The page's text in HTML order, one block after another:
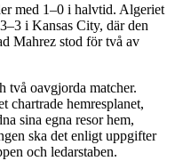
med 1–0 i halvtid. Algeriet
i Kansas City, där den
Mahrez stod för två av
två oavgjorda matcher.
chartrade hemresplanet,
sina egna resor hem,
ska det enligt uppgifter
och ledarstaben.